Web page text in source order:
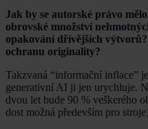
Jak by se autorské právo
obrovské množství
opakování dřívějších
ochranu originality?
Takzvaná “informační inflace”
generativní AI ji jen urychluje.
dvou let bude 90 % veškerého
dost možná především pro